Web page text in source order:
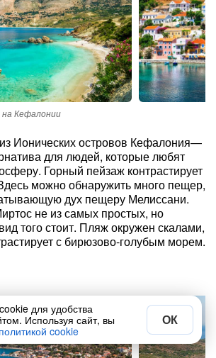
на Кефалонии
Ионических островов Кефалония—
для людей, которые любят
Горный пейзаж контрастирует
можно обнаружить много пещер,
дух пещеру Мелиссани.
не из самых простых, но
того стоит. Пляж окружен скалами,
с бирюзово-голубым морем.
для удобства
Используя сайт, вы
политикой cookie
ОК